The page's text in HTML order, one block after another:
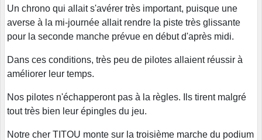
Un chrono qui allait s'avérer très important, puisque une
averse à la mi-journée allait rendre la piste très glissante
pour la seconde manche prévue en début d'après midi.
Dans ces conditions, très peu de pilotes allaient réussir à
améliorer leur temps.
Nos pilotes n'échapperont pas à la règles. Ils tirent malgré
tout très bien leur épingles du jeu.
Notre cher TITOU monte sur la troisième marche du podium